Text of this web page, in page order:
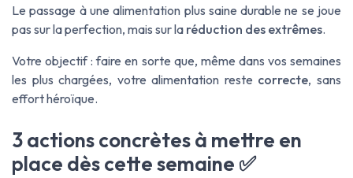
Le passage à une alimentation plus saine durable ne se joue
pas sur la perfection, mais sur la réduction des extrêmes.
Votre objectif : faire en sorte que, même dans vos semaines
les plus chargées, votre alimentation reste correcte, sans
effort héroïque.
3 actions concrètes à mettre en
place dès cette semaine ✅